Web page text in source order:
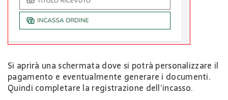
Si aprirà una schermata dove si potrà personalizzare il
pagamento e eventualmente generare i documenti.
Quindi completare la registrazione dell’incasso.